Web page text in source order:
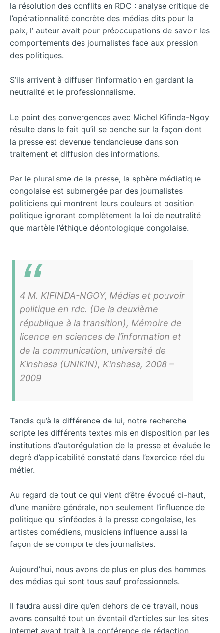
la résolution des conflits en RDC : analyse critique de
l’opérationnalité concrète des médias dits pour la
paix, l’ auteur avait pour préoccupations de savoir les
comportements des journalistes face aux pression
des politiques.
S’ils arrivent à diffuser l’information en gardant la
neutralité et le professionnalisme.
Le point des convergences avec Michel Kifinda-Ngoy
résulte dans le fait qu’il se penche sur la façon dont
la presse est devenue tendancieuse dans son
traitement et diffusion des informations.
Par le pluralisme de la presse, la sphère médiatique
congolaise est submergée par des journalistes
politiciens qui montrent leurs couleurs et position
politique ignorant complètement la loi de neutralité
que martèle l’éthique déontologique congolaise.
4 M. KIFINDA-NGOY, Médias et pouvoir
politique en rdc. (De la deuxième
république à la transition), Mémoire de
licence en sciences de l’information et
de la communication, université de
Kinshasa (UNIKIN), Kinshasa, 2008 –
2009
Tandis qu’à la différence de lui, notre recherche
scripte les différents textes mis en disposition par les
institutions d’autorégulation de la presse et évaluée le
degré d’applicabilité constaté dans l’exercice réel du
métier.
Au regard de tout ce qui vient d’être évoqué ci-haut,
d’une manière générale, non seulement l’influence de
politique qui s’inféodes à la presse congolaise, les
artistes comédiens, musiciens influence aussi la
façon de se comporte des journalistes.
Aujourd’hui, nous avons de plus en plus des hommes
des médias qui sont tous sauf professionnels.
Il faudra aussi dire qu’en dehors de ce travail, nous
avons consulté tout un éventail d’articles sur les sites
internet ayant trait à la conférence de rédaction.